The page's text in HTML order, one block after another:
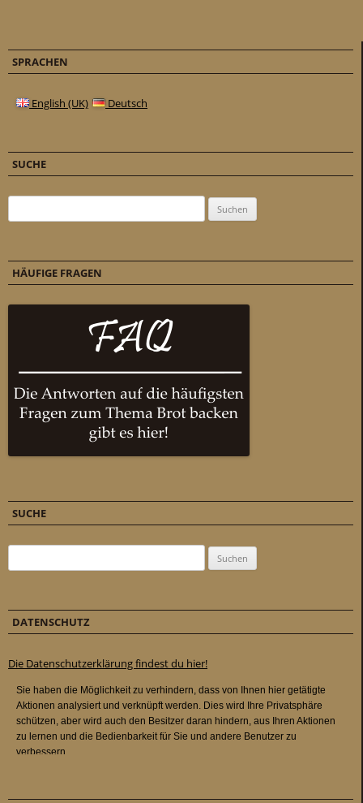
SPRACHEN
English (UK) Deutsch
SUCHE
HÄUFIGE FRAGEN
SUCHE
DATENSCHUTZ
Die Datenschutzerklärung findest du hier!